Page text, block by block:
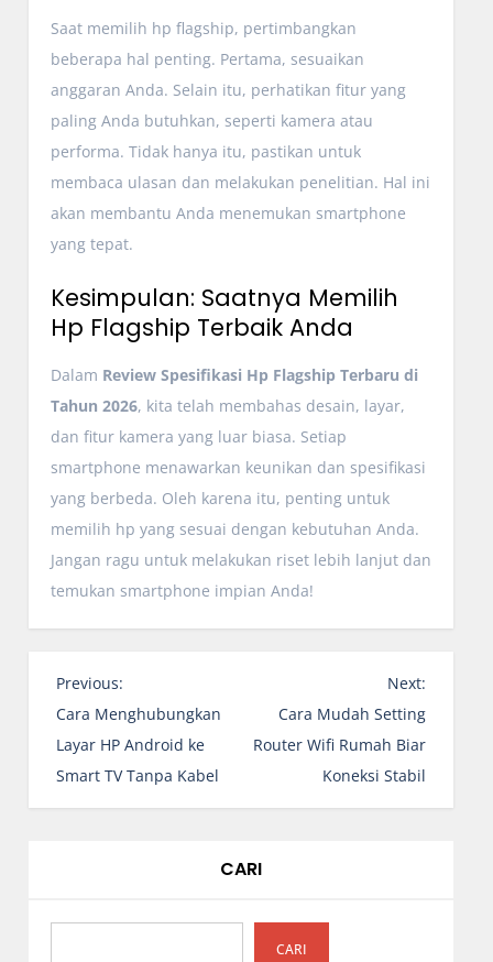
Saat memilih hp flagship, pertimbangkan
beberapa hal penting. Pertama, sesuaikan
anggaran Anda. Selain itu, perhatikan fitur yang
paling Anda butuhkan, seperti kamera atau
performa. Tidak hanya itu, pastikan untuk
membaca ulasan dan melakukan penelitian. Hal ini
akan membantu Anda menemukan smartphone
yang tepat.
Kesimpulan: Saatnya Memilih
Hp Flagship Terbaik Anda
Dalam Review Spesifikasi Hp Flagship Terbaru di
Tahun 2026, kita telah membahas desain, layar,
dan fitur kamera yang luar biasa. Setiap
smartphone menawarkan keunikan dan spesifikasi
yang berbeda. Oleh karena itu, penting untuk
memilih hp yang sesuai dengan kebutuhan Anda.
Jangan ragu untuk melakukan riset lebih lanjut dan
temukan smartphone impian Anda!
N
a
v
i
g
p
Previous:
Cara Menghubungkan
Layar HP Android ke
Smart TV Tanpa Kabel
Next:
Cara Mudah Setting
Router Wifi Rumah Biar
Koneksi Stabil
CARI
CARI